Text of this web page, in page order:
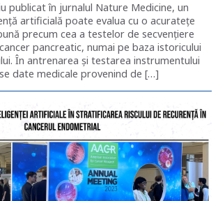
publicat în jurnalul Nature Medicine, un
artificială poate evalua cu o acuratețe
precum cea a testelor de secvențiere
pancreatic, numai pe baza istoricului
În antrenarea și testarea instrumentului
date medicale provenind de […]